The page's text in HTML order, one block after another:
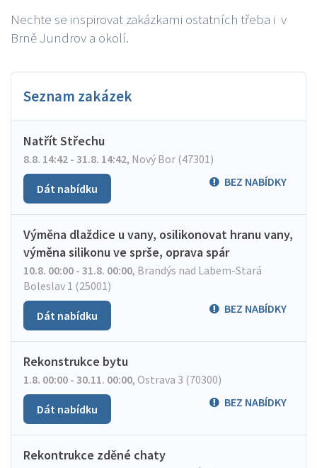
Nechte se inspirovat zakázkami ostatních třeba i v
Brně Jundrov a okolí.
Seznam zakázek
Natřít Střechu
8.8. 14:42 - 31.8. 14:42, Nový Bor (47301)
BEZ NABÍDKY
Dát nabídku
Výměna dlaždice u vany, osilikonovat hranu vany,
výměna silikonu ve sprše, oprava spár
10.8. 00:00 - 31.8. 00:00, Brandýs nad Labem-Stará
Boleslav 1 (25001)
BEZ NABÍDKY
Dát nabídku
Rekonstrukce bytu
1.8. 00:00 - 30.11. 00:00, Ostrava 3 (70300)
BEZ NABÍDKY
Dát nabídku
Rekontrukce zděné chaty